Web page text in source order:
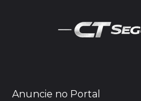
Anuncie no Portal